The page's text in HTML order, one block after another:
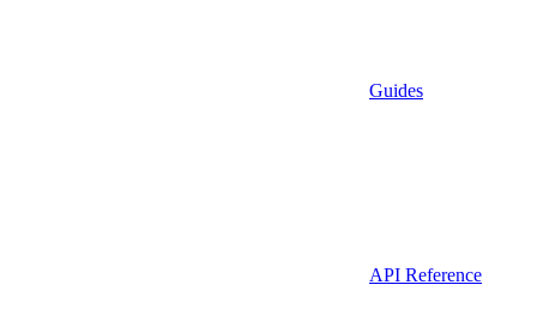
Guides
API Reference